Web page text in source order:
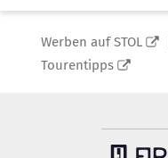
Werben auf STOL
Tourentipps